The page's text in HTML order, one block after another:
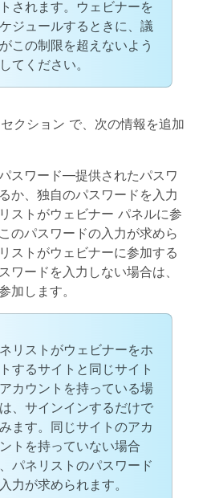
されます。ウェビナーを
ジュールするときに、議
この制限を超えないよう
てください。
セクション で、次の情報を追加
スワード—提供されたパスワ
か、独自のパスワードを入力
ストがウェビナー パネルに参
のパスワードの入力が求めら
ストがウェビナーに参加する
ワードを入力しない場合は、
加します。
リストがウェビナーをホ
するサイトと同じサイト
カウントを持っている場
、サインインするだけで
ます。同じサイトのアカ
トを持っていない場合
パネリストのパスワード
力が求められます。